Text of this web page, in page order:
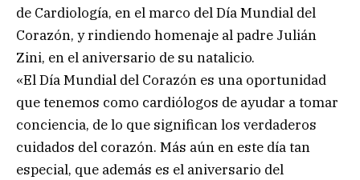
de Cardiología, en el marco del Día Mundial del
Corazón, y rindiendo homenaje al padre Julián
Zini, en el aniversario de su natalicio.
«El Día Mundial del Corazón es una oportunidad
que tenemos como cardiólogos de ayudar a tomar
conciencia, de lo que significan los verdaderos
cuidados del corazón. Más aún en este día tan
especial, que además es el aniversario del